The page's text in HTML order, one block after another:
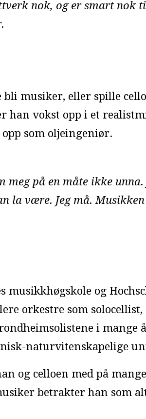
nok, og er smart nok
musiker, eller spille
han vokst opp i et
som oljeingeniør.
meg på en måte ikke
la være. Jeg må.
musikkhøgskole og
orkestre som
i mange
naturvitenskapelige
og celloen med på
betrakter han som